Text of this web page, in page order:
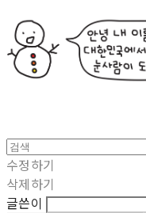
수정하기
삭제하기
글쓴이